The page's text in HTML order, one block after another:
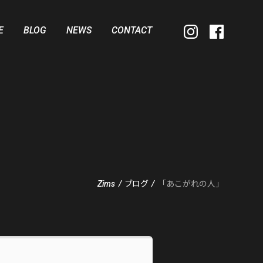
BLOG NEWS CONTACT
Zims / ブログ / 「あこがれの人」